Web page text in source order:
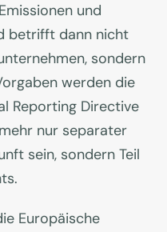
und
betrifft dann nicht
sondern
werden die
Reporting Directive
nur separater
sein, sondern Teil
Europäische